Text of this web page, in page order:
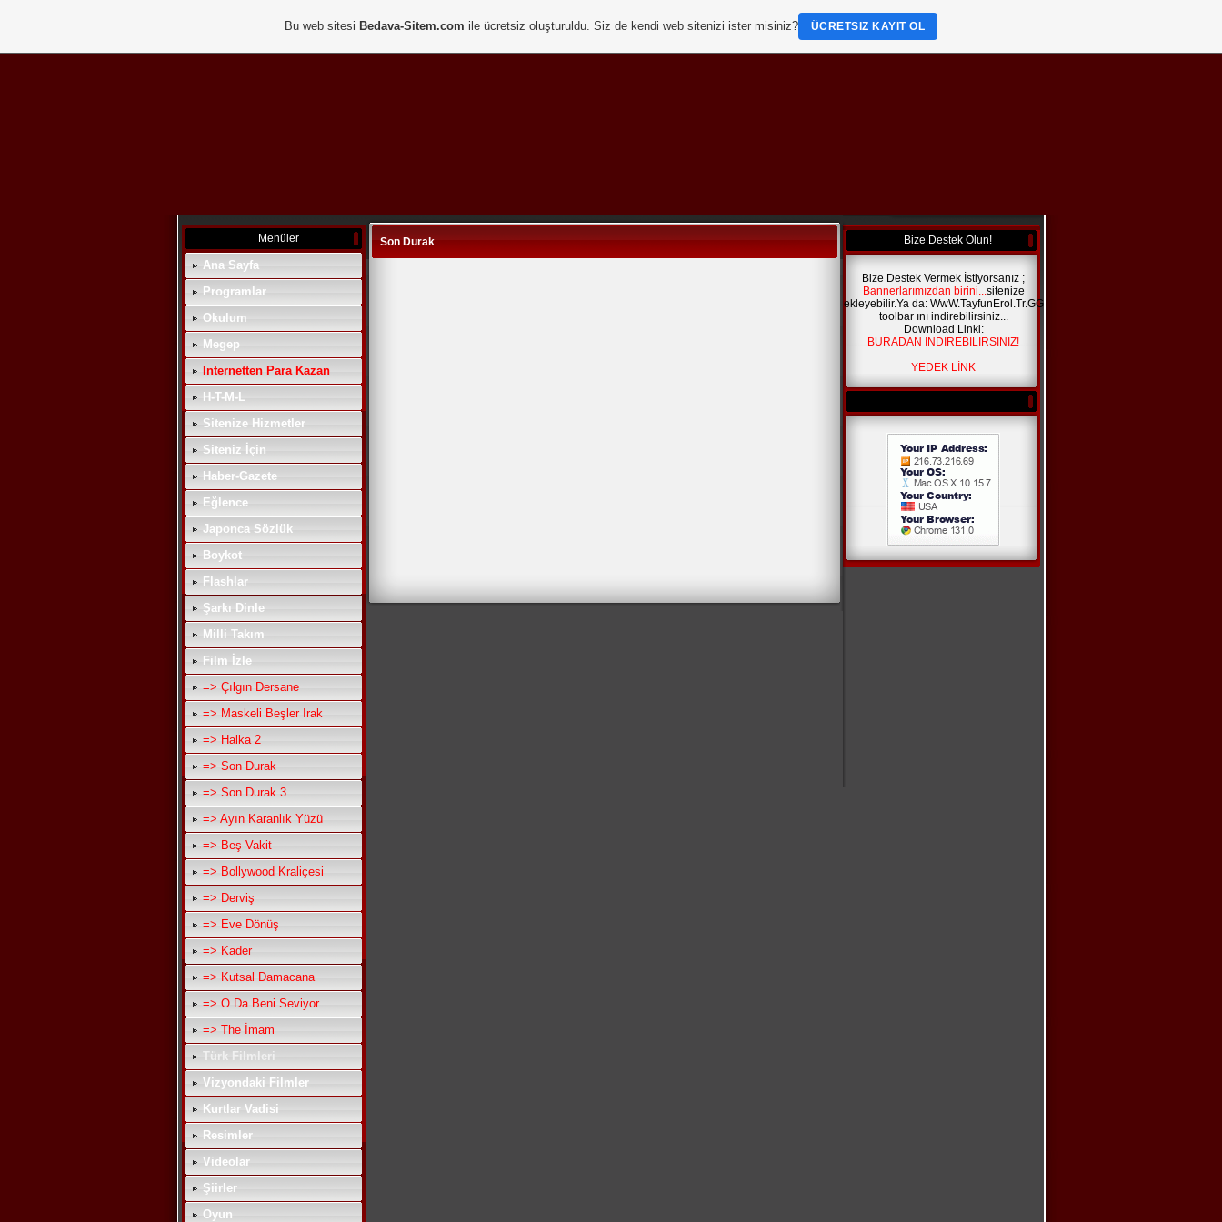
Menüler
Ana Sayfa
Programlar
Okulum
Megep
Internetten Para Kazan
H-T-M-L
Sitenize Hizmetler
Siteniz İçin
Haber-Gazete
Eğlence
Japonca Sözlük
Boykot
Flashlar
Şarkı Dinle
Milli Takım
Film İzle
=> Çılgın Dersane
=> Maskeli Beşler Irak
=> Halka 2
=> Son Durak
=> Son Durak 3
=> Ayın Karanlık Yüzü
=> Beş Vakit
=> Bollywood Kraliçesi
=> Derviş
=> Eve Dönüş
=> Kader
=> Kutsal Damacana
=> O Da Beni Seviyor
=> The İmam
Türk Filmleri
Vizyondaki Filmler
Kurtlar Vadisi
Resimler
Videolar
Şiirler
Oyun
Son Durak Bize Destek Olun!
Bize Destek Vermek İstiyorsanız ;
Bannerlarımızdan birini...sitenize
ekleyebilir.Ya da: WwW.TayfunErol.Tr.GG
toolbar ını indirebilirsiniz...
Download Linki:
BURADAN İNDİREBİLİRSİNİZ!
YEDEK LİNK
Bu web sitesi Bedava-Sitem.com ile ücretsiz oluşturuldu. Siz de kendi web sitenizi ister misiniz? ÜCRETSIZ KAYIT OL